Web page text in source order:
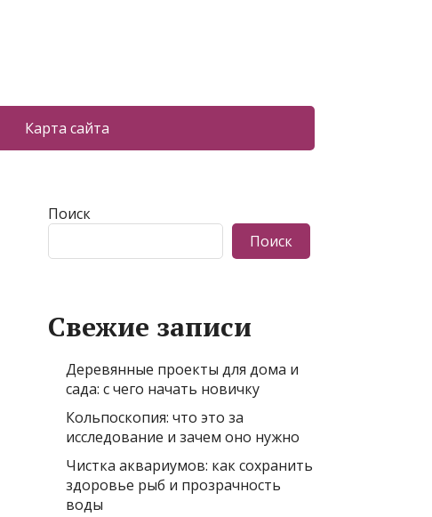
Карта сайта
Поиск
Поиск
Свежие записи
Деревянные проекты для дома и
сада: с чего начать новичку
Кольпоскопия: что это за
исследование и зачем оно нужно
Чистка аквариумов: как сохранить
здоровье рыб и прозрачность
воды